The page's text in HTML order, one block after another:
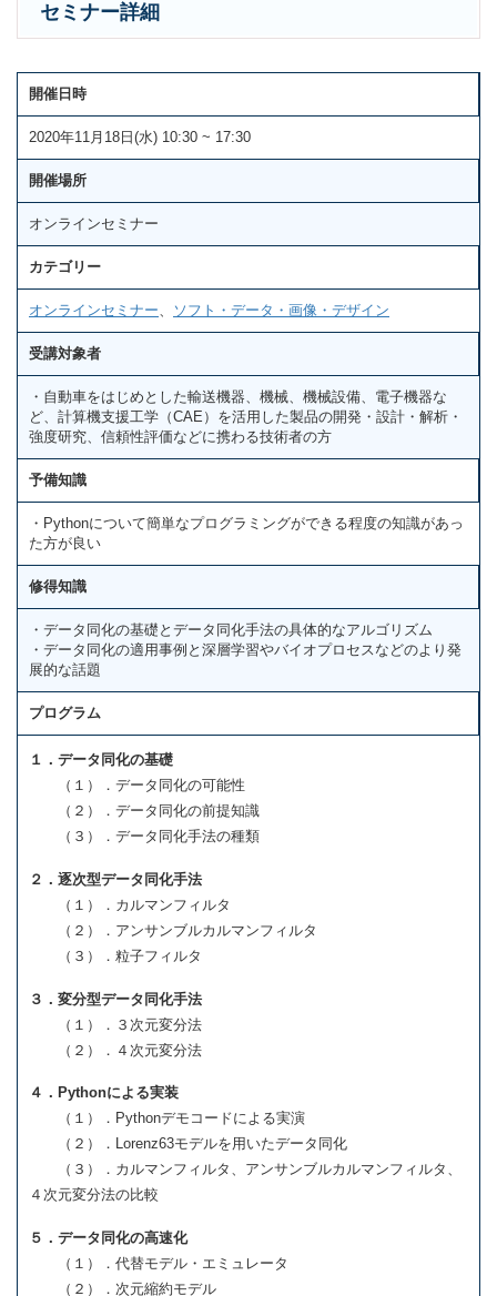
セミナー詳細
開催日時
2020年11月18日(水) 10:30 ~ 17:30
開催場所
オンラインセミナー
カテゴリー
オンラインセミナー、 ソフト・データ・画像・デザイン
受講対象者
・自動車をはじめとした輸送機器、機械、機械設備、電子機器な
ど、計算機支援工学（CAE）を活用した製品の開発・設計・解析・
強度研究、信頼性評価などに携わる技術者の方
予備知識
・Pythonについて簡単なプログラミングができる程度の知識があっ
た方が良い
修得知識
・データ同化の基礎とデータ同化手法の具体的なアルゴリズム
・データ同化の適用事例と深層学習やバイオプロセスなどのより発
展的な話題
プログラム
１．データ同化の基礎
（１）．データ同化の可能性
（２）．データ同化の前提知識
（３）．データ同化手法の種類
２．逐次型データ同化手法
（１）．カルマンフィルタ
（２）．アンサンブルカルマンフィルタ
（３）．粒子フィルタ
３．変分型データ同化手法
（１）．３次元変分法
（２）．４次元変分法
４．Pythonによる実装
（１）．Pythonデモコードによる実演
（２）．Lorenz63モデルを用いたデータ同化
（３）．カルマンフィルタ、アンサンブルカルマンフィルタ、
４次元変分法の比較
５．データ同化の高速化
（１）．代替モデル・エミュレータ
（２）．次元縮約モデル